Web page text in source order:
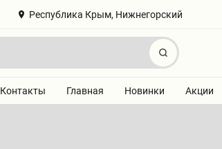
Республика Крым, Нижнегорский
Найти
Контакты Главная Новинки Акции